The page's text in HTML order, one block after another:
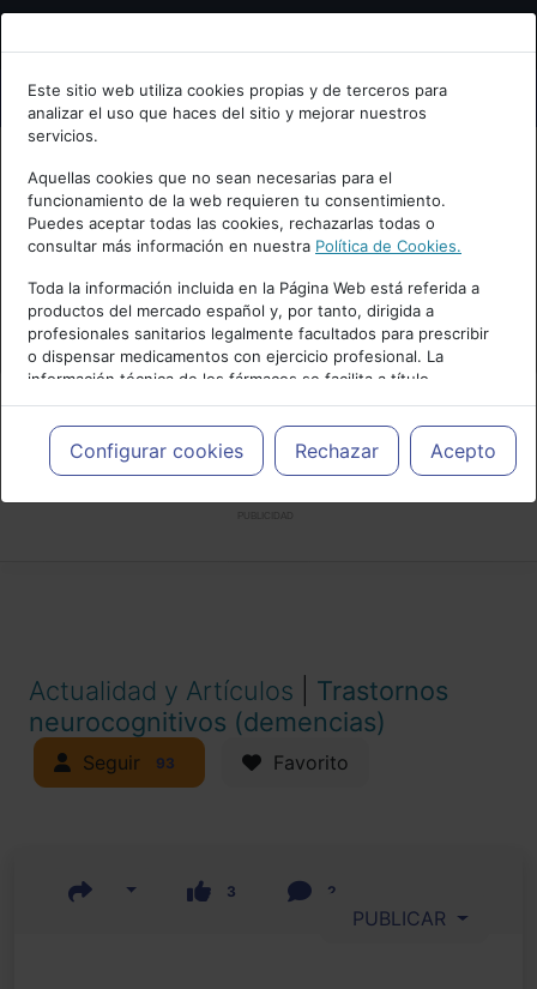
Bienvenid@ a psiquiatria.com
Escribe tu Email
Accede o regístrate con tu email.
Cancelar
Este sitio web utiliza cookies propias y de terceros para
analizar el uso que haces del sitio y mejorar nuestros
servicios.
Aquellas cookies que no sean necesarias para el
funcionamiento de la web requieren tu consentimiento.
Puedes aceptar todas las cookies, rechazarlas todas o
consultar más información en nuestra Política de Cookies.
Toda la información incluida en la Página Web está referida a
productos del mercado español y, por tanto, dirigida a
profesionales sanitarios legalmente facultados para prescribir
o dispensar medicamentos con ejercicio profesional. La
información técnica de los fármacos se facilita a título
meramente informativo, siendo responsabilidad de los
profesionales facultados prescribir medicamentos y decidir, en
cada caso concreto, el tratamiento más adecuado a las
necesidades del paciente.
Configurar cookies Rechazar Acepto
Actualidad y Artículos
Trastornos
neurocognitivos (demencias)
Seguir 93 Favorito
3 2
PUBLICAR